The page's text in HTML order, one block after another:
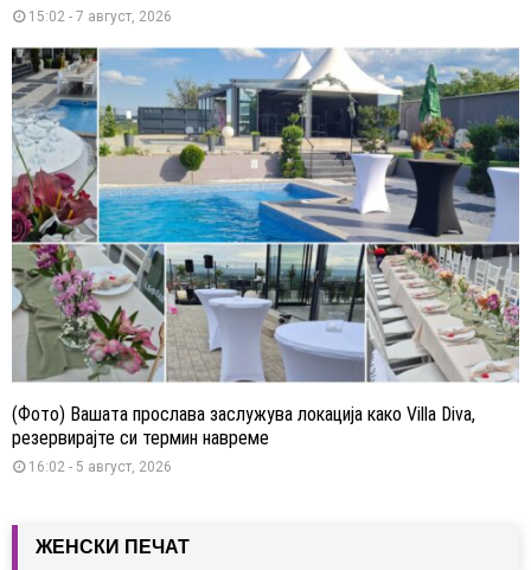
15:02 - 7 август, 2026
(Фото) Вашата прослава заслужува локација како Villa Diva,
резервирајте си термин навреме
16:02 - 5 август, 2026
ЖЕНСКИ ПЕЧАТ